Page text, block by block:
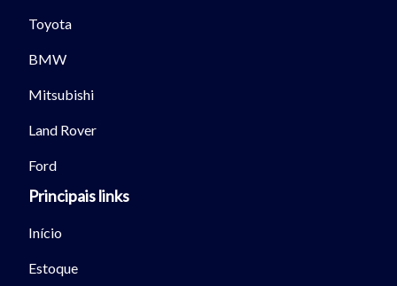
Toyota
BMW
Mitsubishi
Land Rover
Ford
Principais links
Início
Estoque